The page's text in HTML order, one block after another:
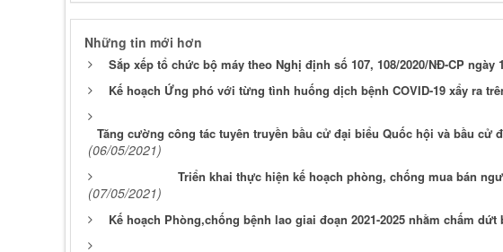
Những tin mới hơn
Sắp xếp tổ chức bộ máy theo Nghị định số 107, 108/2020/NĐ-CP ngày
Kế hoạch Ứng phó với từng tình huống dịch bệnh COVID-19 xẩy ra
Tăng cường công tác tuyên truyền bầu cử đại biểu Quốc hội và bầu cử
(06/05/2021)
Triển khai thực hiện kế hoạch phòng, chống mua bán
(07/05/2021)
Kế hoạch Phòng,chống bệnh lao giai đoạn 2021-2025 nhằm chấm dứt